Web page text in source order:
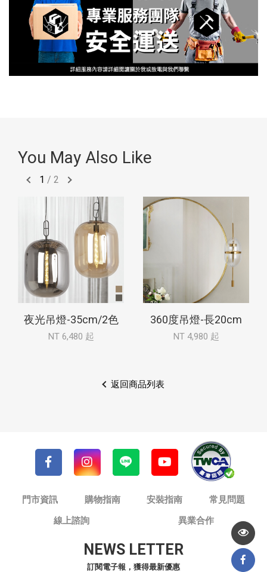
You May Also Like
1 / 2
夜光吊燈-35cm/2色
NT 6,480 起
360度吊燈-長20cm
NT 4,980 起
返回商品列表
門市資訊 購物指南 安裝指南
常見問題
線上諮詢
異業合作
NEWS LETTER
訂閱電子報，獲得最新優惠